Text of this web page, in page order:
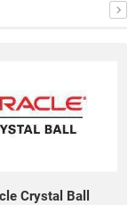
Oracle Crystal Ball